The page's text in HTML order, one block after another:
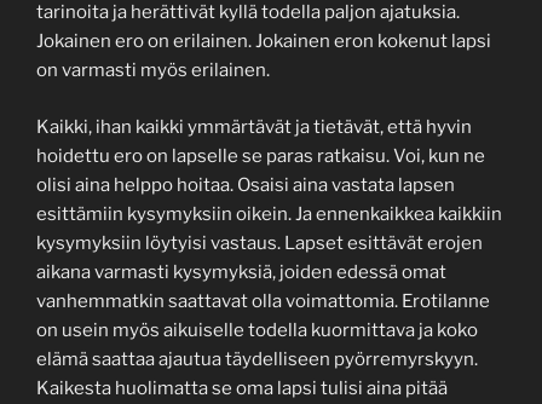
tarinoita ja herättivät kyllä todella paljon ajatuksia.
Jokainen ero on erilainen. Jokainen eron kokenut lapsi
on varmasti myös erilainen.
Kaikki, ihan kaikki ymmärtävät ja tietävät, että hyvin
hoidettu ero on lapselle se paras ratkaisu. Voi, kun ne
olisi aina helppo hoitaa. Osaisi aina vastata lapsen
esittämiin kysymyksiin oikein. Ja ennenkaikkea kaikkiin
kysymyksiin löytyisi vastaus. Lapset esittävät erojen
aikana varmasti kysymyksiä, joiden edessä omat
vanhemmatkin saattavat olla voimattomia. Erotilanne
on usein myös aikuiselle todella kuormittava ja koko
elämä saattaa ajautua täydelliseen pyörremyrskyyn.
Kaikesta huolimatta se oma lapsi tulisi aina pitää